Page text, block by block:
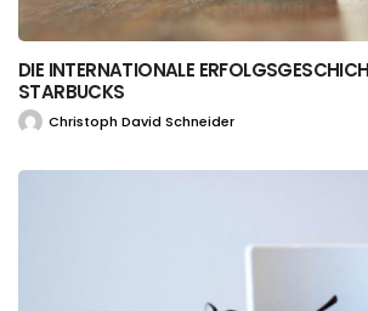
DIE INTERNATIONALE
STARBUCKS
Christoph David Schneider